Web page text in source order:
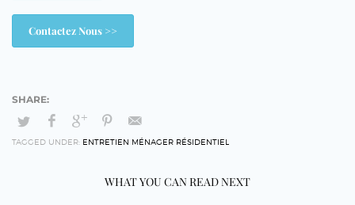
Contactez Nous >>
TAGGED UNDER: ENTRETIEN MÉNAGER RÉSIDENTIEL
WHAT YOU CAN READ NEXT